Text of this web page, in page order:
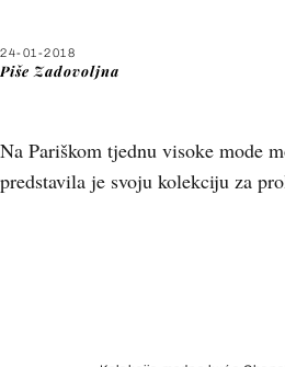
24-01-2018
Piše Zadovoljna
Na Pariškom tjednu visoke mode
predstavila je svoju kolekciju za